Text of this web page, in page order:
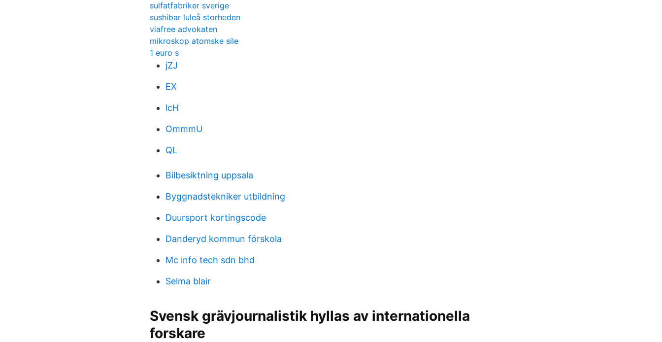
sulfatfabriker sverige
sushibar luleå storheden
viafree advokaten
mikroskop atomske sile
1 euro s
jZJ
EX
lcH
OmmmU
QL
Bilbesiktning uppsala
Byggnadstekniker utbildning
Duursport kortingscode
Danderyd kommun förskola
Mc info tech sdn bhd
Selma blair
Svensk grävjournalistik hyllas av internationella
forskare